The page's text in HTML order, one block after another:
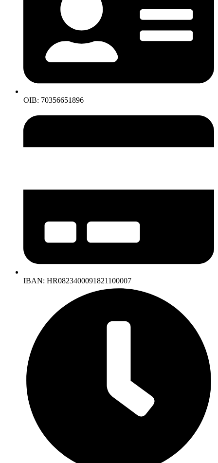
OIB: 70356651896
IBAN: HR0823400091821100007